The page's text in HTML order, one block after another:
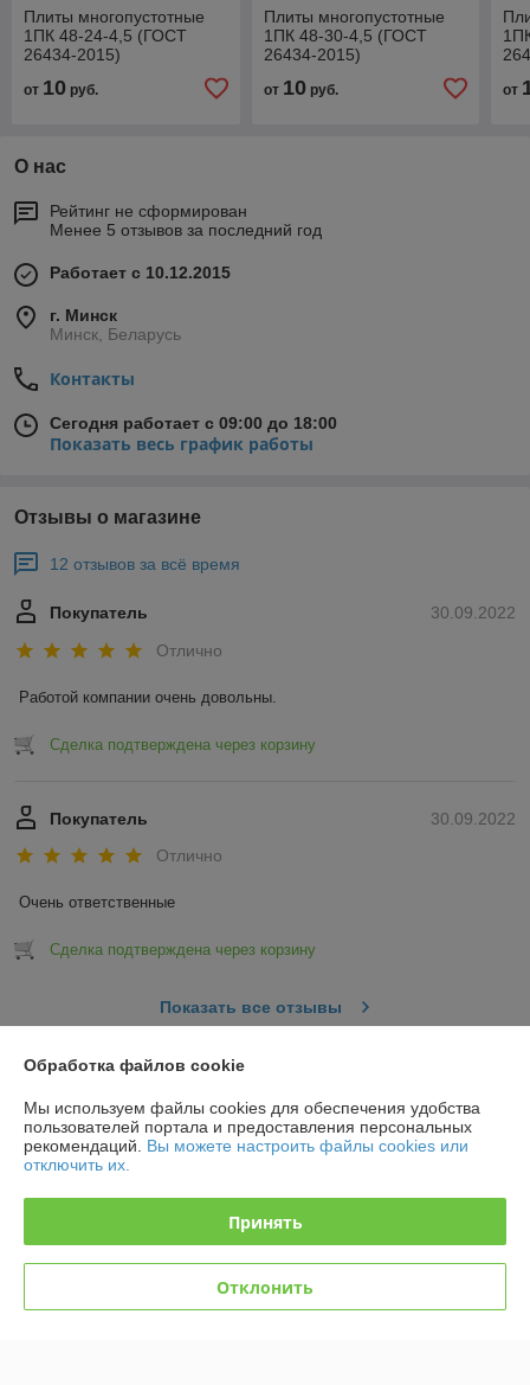
Плиты многопустотные
1ПК 48-24-4,5 (ГОСТ
26434-2015)
от 10 руб.
Плиты многопустотные
1ПК 48-30-4,5 (ГОСТ
26434-2015)
от 10руб. от
О нас
Рейтинг не сформирован
Менее 5 отзывов за последний год
Работает с 10.12.2015
г. Минск
Минск, Беларусь
Контакты
Сегодня работает с 09:00 до 18:00
Показать весь график работы
Отзывы о магазине
12 отзывов за всё время
30.09.2022
Покупатель
Отлично
Работой компании очень довольны.
Сделка подтверждена через корзину
30.09.2022
Покупатель
Отлично
Очень ответственные
Сделка подтверждена через корзину
Показать все отзывы
Контакты
Доставка и оплата
Полная версия сайта
Обработка файлов cookie
Мы используем файлы cookies для обеспечения удобства
пользователей портала и предоставления персональных
рекомендаций. Вы можете настроить файлы cookies или
отключить их.
Принять
Отклонить